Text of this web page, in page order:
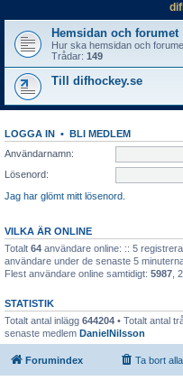
Hemsidan och forumet
Hur ska hemsidan och
Trådar: 149
Till difhockey.se
LOGGA IN • BLI MEDLEM
Användarnamn:
Lösenord:
Jag har glömt mitt lösenord.
VILKA ÄR ONLINE
Totalt 64 användare online: :: 5
användare under de senaste 5
Flest användare online samtidigt: 5987 ,
STATISTIK
Totalt antal inlägg 644204 • Totalt antal
senaste medlem DanielNilsson
Forumindex Ta bort